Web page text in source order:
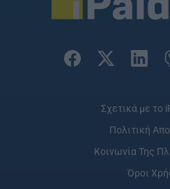
Σχετικά με το
Πολιτική
Κοινωνία Της
Όροι